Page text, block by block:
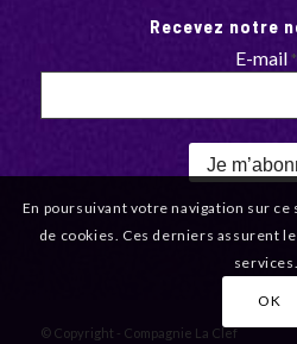
Recevez notre
E-mail*
© Copyright - Compagnie La Clef
En poursuivant votre navigation sur
de cookies. Ces derniers assurent
services.
OK